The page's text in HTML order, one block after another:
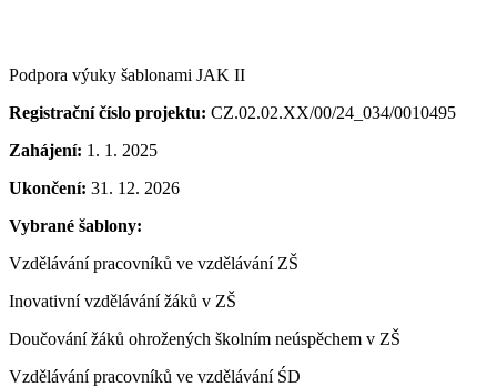
Podpora výuky šablonami JAK II
Registrační číslo projektu: CZ.02.02.XX/00/24_034/0010495
Zahájení: 1. 1. 2025
Ukončení: 31. 12. 2026
Vybrané šablony:
Vzdělávání pracovníků ve vzdělávání ZŠ
Inovativní vzdělávání žáků v ZŠ
Doučování žáků ohrožených školním neúspěchem v ZŠ
Vzdělávání pracovníků ve vzdělávání ŚD